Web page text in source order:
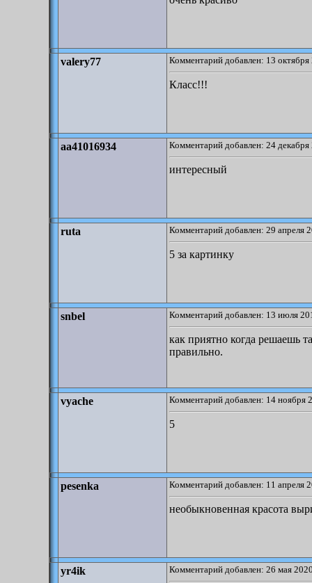
valery77 Комментарий добавлен: 13
Класс!!!
aa41016934 Комментарий добавлен: 24
интересный
ruta Комментарий добавлен: 29 апреля
5 за картинку
snbel Комментарий добавлен: 13 июля
как приятно когда решаешь
правильно.
vyache Комментарий добавлен: 14 ноября
5
pesenka Комментарий добавлен: 11 апреля
необыкновенная красота
yr4ik Комментарий добавлен: 26 мая